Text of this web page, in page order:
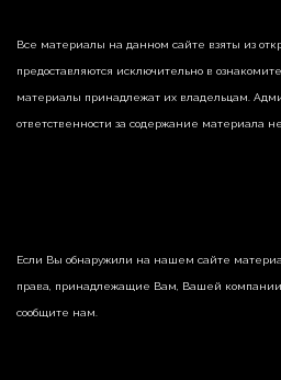
Все материалы на данном сайте взяты из
предоставляются исключительно в
материалы принадлежат их владельцам.
ответственности за содержание материала
Если Вы обнаружили на нашем сайте
права, принадлежащие Вам, Вашей компании
сообщите нам.